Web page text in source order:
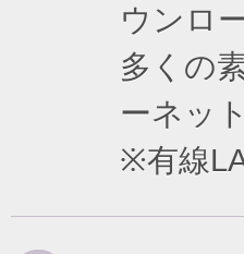
ウンロ
多くの
ーネッ
※有線